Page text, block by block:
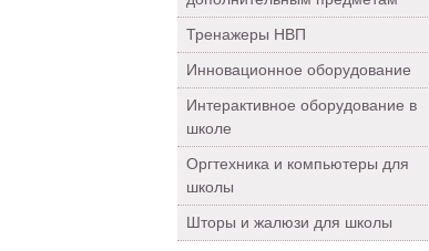
Тренажеры НВП
Инновационное оборудование
Интерактивное оборудование в
школе
Оргтехника и компьютеры для
школы
Шторы и жалюзи для школы